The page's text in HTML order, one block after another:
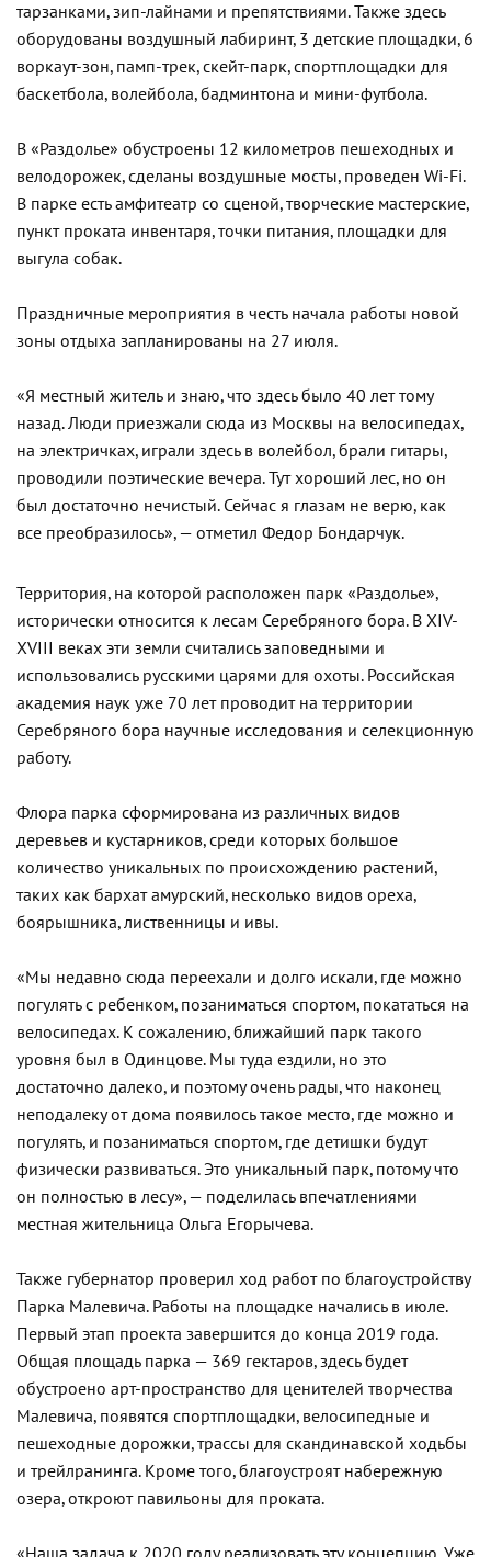
тарзанками, зип-лайнами и препятствиями. Также здесь
оборудованы воздушный лабиринт, 3 детские площадки, 6
воркаут-зон, памп-трек, скейт-парк, спортплощадки для
баскетбола, волейбола, бадминтона и мини-футбола.
В «Раздолье» обустроены 12 километров пешеходных и
велодорожек, сделаны воздушные мосты, проведен Wi-Fi.
В парке есть амфитеатр со сценой, творческие мастерские,
пункт проката инвентаря, точки питания, площадки для
выгула собак.
Праздничные мероприятия в честь начала работы новой
зоны отдыха запланированы на 27 июля.
«Я местный житель и знаю, что здесь было 40 лет тому
назад. Люди приезжали сюда из Москвы на велосипедах,
на электричках, играли здесь в волейбол, брали гитары,
проводили поэтические вечера. Тут хороший лес, но он
был достаточно нечистый. Сейчас я глазам не верю, как
все преобразилось», — отметил Федор Бондарчук.
Территория, на которой расположен парк «Раздолье»,
исторически относится к лесам Серебряного бора. В XIV-
XVIII веках эти земли считались заповедными и
использовались русскими царями для охоты. Российская
академия наук уже 70 лет проводит на территории
Серебряного бора научные исследования и селекционную
работу.
Флора парка сформирована из различных видов
деревьев и кустарников, среди которых большое
количество уникальных по происхождению растений,
таких как бархат амурский, несколько видов ореха,
боярышника, лиственницы и ивы.
«Мы недавно сюда переехали и долго искали, где можно
погулять с ребенком, позаниматься спортом, покататься на
велосипедах. К сожалению, ближайший парк такого
уровня был в Одинцове. Мы туда ездили, но это
достаточно далеко, и поэтому очень рады, что наконец
неподалеку от дома появилось такое место, где можно и
погулять, и позаниматься спортом, где детишки будут
физически развиваться. Это уникальный парк, потому что
он полностью в лесу», — поделилась впечатлениями
местная жительница Ольга Егорычева.
Также губернатор проверил ход работ по благоустройству
Парка Малевича. Работы на площадке начались в июле.
Первый этап проекта завершится до конца 2019 года.
Общая площадь парка — 369 гектаров, здесь будет
обустроено арт-пространство для ценителей творчества
Малевича, появятся спортплощадки, велосипедные и
пешеходные дорожки, трассы для скандинавской ходьбы
и трейлранинга. Кроме того, благоустроят набережную
озера, откроют павильоны для проката.